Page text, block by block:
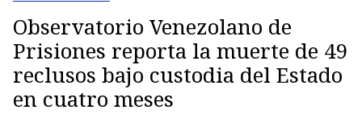
Observatorio Venezolano de
Prisiones reporta la muerte de 49
reclusos bajo custodia del Estado
en cuatro meses